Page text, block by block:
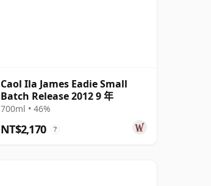
Caol Ila James Eadie Small
Batch Release 2012 9 年
700ml • 46%
NT$2,170 ?